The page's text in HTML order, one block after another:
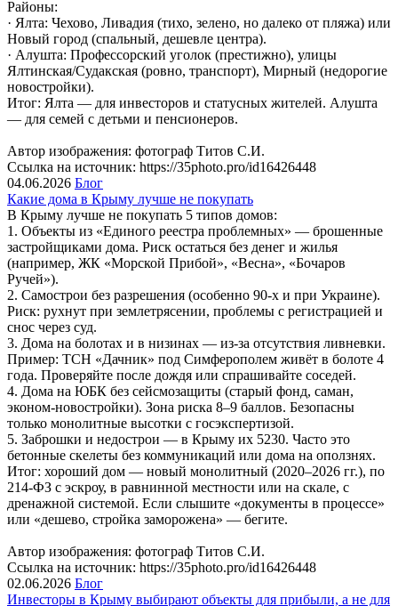
Районы:
· Ялта: Чехово, Ливадия (тихо, зелено, но далеко от пляжа) или
Новый город (спальный, дешевле центра).
· Алушта: Профессорский уголок (престижно), улицы
Ялтинская/Судакская (ровно, транспорт), Мирный (недорогие
новостройки).
Итог: Ялта — для инвесторов и статусных жителей. Алушта
— для семей с детьми и пенсионеров.
Автор изображения: фотограф Титов С.И.
Ссылка на источник: https://35photo.pro/id16426448
04.06.2026 Блог
Какие дома в Крыму лучше не покупать
В Крыму лучше не покупать 5 типов домов:
1. Объекты из «Единого реестра проблемных» — брошенные
застройщиками дома. Риск остаться без денег и жилья
(например, ЖК «Морской Прибой», «Весна», «Бочаров
Ручей»).
2. Самострои без разрешения (особенно 90-х и при Украине).
Риск: рухнут при землетрясении, проблемы с регистрацией и
снос через суд.
3. Дома на болотах и в низинах — из-за отсутствия ливневки.
Пример: ТСН «Дачник» под Симферополем живёт в болоте 4
года. Проверяйте после дождя или спрашивайте соседей.
4. Дома на ЮБК без сейсмозащиты (старый фонд, саман,
эконом-новостройки). Зона риска 8–9 баллов. Безопасны
только монолитные высотки с госэкспертизой.
5. Заброшки и недострои — в Крыму их 5230. Часто это
бетонные скелеты без коммуникаций или дома на оползнях.
Итог: хороший дом — новый монолитный (2020–2026 гг.), по
214-ФЗ с эскроу, в равнинной местности или на скале, с
дренажной системой. Если слышите «документы в процессе»
или «дешево, стройка заморожена» — бегите.
Автор изображения: фотограф Титов С.И.
Ссылка на источник: https://35photo.pro/id16426448
02.06.2026 Блог
Инвесторы в Крыму выбирают объекты для прибыли, а не для